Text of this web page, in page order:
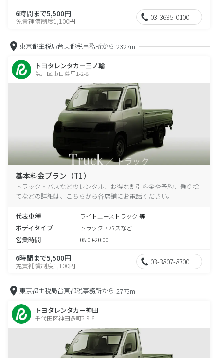
6時間まで5,500円
免責補償制度1,100円 03-3635-0100
東京都主税局台東都税事務所から 2327m
トヨタレンタカー三ノ輪
荒川区東日暮里1-2-8
基本料金プラン（T1）
トラック・バスなどのレンタル、お得な割引料金や予約、乗り捨
てなどの詳細は、こちらから各店舗にお電話ください。
代表車種 ライトエーストラック 等
ボディタイプ トラック・バスなど
営業時間 08:00-20:00
6時間まで5,500円
免責補償制度1,100円 03-3807-8700
東京都主税局台東都税事務所から 2775m
トヨタレンタカー神田
千代田区神田多町2-9-6